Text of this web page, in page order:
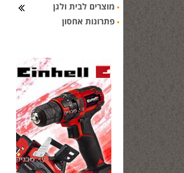
מוצרים לבית ולגן
פתרונות אחסון